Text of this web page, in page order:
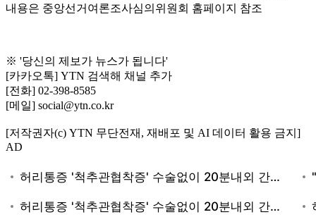
내용은 중앙선거여론조사심의위원회 홈페이지 참조
※ '당신의 제보가 뉴스가 됩니다'
[카카오톡] YTN 검색해 채널 추가
[전화] 02-398-8585
[메일] social@ytn.co.kr
[저작권자(c) YTN 무단전재, 재배포 및 AI 데이터 활용 금지]
AD